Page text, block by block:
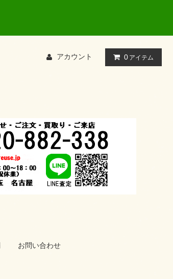
アカウント 0 アイテム
お問い合わせ